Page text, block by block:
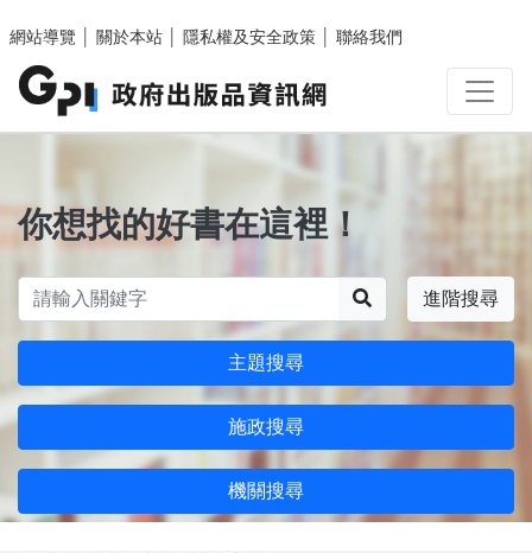
網站導覽
關於本站 隱私權及安全政策 聯絡我們
你想找的好書在這裡！
進階搜尋
主題搜尋
施政搜尋
機關搜尋